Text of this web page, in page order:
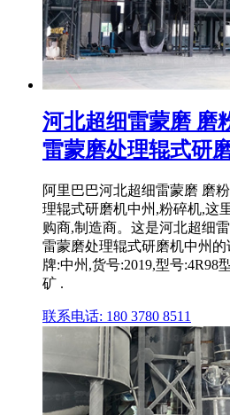
河北超细雷蒙磨 磨
雷蒙磨处理辊式研
阿里巴巴河北超细雷蒙磨 磨
理辊式研磨机中州,粉碎机,这
购商,制造商。这是河北超细
雷蒙磨处理辊式研磨机中州的
牌:中州,货号:2019,型号:4R98
矿 .
联系电话: 180 3780 8511